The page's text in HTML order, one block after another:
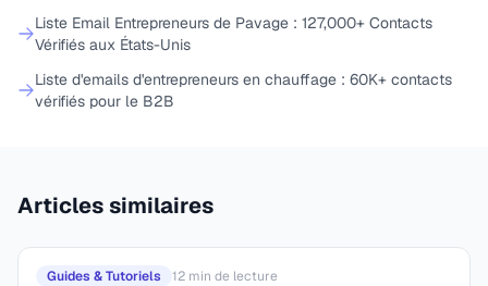
Liste Email Entrepreneurs de Pavage : 127,000+ Contacts
Vérifiés aux États-Unis
Liste d'emails d'entrepreneurs en chauffage : 60K+ contacts
vérifiés pour le B2B
Articles similaires
Guides & Tutoriels 12 min de lecture